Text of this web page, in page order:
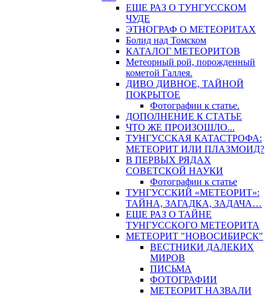
ЕЩЕ РАЗ О ТУНГУССКОМ
ЧУДЕ
ЭТНОГРАФ О МЕТЕОРИТАХ
Болид над Томском
КАТАЛОГ МЕТЕОРИТОВ
Метеорный рой, порожденный
кометой Галлея.
ДИВО ДИВНОЕ, ТАЙНОЙ
ПОКРЫТОЕ
Фотографии к статье.
ДОПОЛНЕНИЕ К СТАТЬЕ
ЧТО ЖЕ ПРОИЗОШЛО...
ТУНГУССКАЯ КАТАСТРОФА:
МЕТЕОРИТ ИЛИ ПЛАЗМОИД?
В ПЕРВЫХ РЯДАХ
СОВЕТСКОЙ НАУКИ
Фотографии к статье
ТУНГУССКИЙ «МЕТЕОРИТ»:
ТАЙНА, ЗАГАДКА, ЗАДАЧА…
ЕЩЕ РАЗ О ТАЙНЕ
ТУНГУССКОГО МЕТЕОРИТА
МЕТЕОРИТ "НОВОСИБИРСК"
ВЕСТНИКИ ДАЛЕКИХ
МИРОВ
ПИСЬМА
ФОТОГРАФИИ
МЕТЕОРИТ НАЗВАЛИ